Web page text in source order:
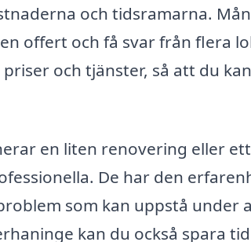
och tidsramarna.
offert och få svar från flera
och tjänster, så att du
en liten renovering eller
De har den
som kan uppstå under
kan du också spara